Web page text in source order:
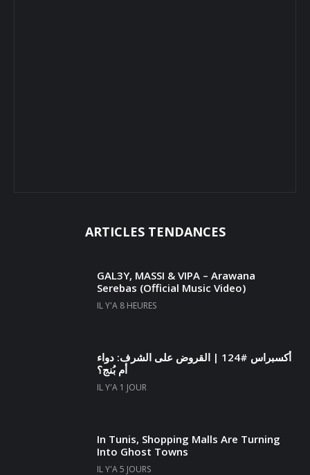
ARTICLES TENDANCES
GAL3Y, MASSI & VIPA – Arawana
Serebas (Official Music Video)
IL Y'A 8 HEURES
أكسبراس #124 | القروض على الشرف: دواء
أم بُنج؟
IL Y'A 1 JOUR
In Tunis, Shopping Malls Are Turning
Into Ghost Towns
IL Y'A 5 JOURS